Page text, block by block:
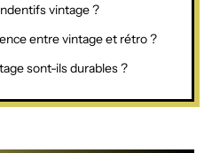
vintage ?
entre vintage et rétro ?
sont-ils durables ?